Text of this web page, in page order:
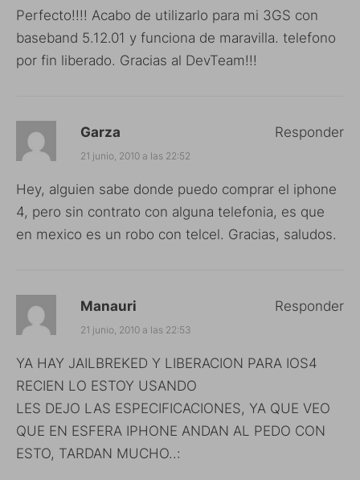
Perfecto!!!! Acabo de utilizarlo para mi 3GS con
baseband 5.12.01 y funciona de maravilla. telefono
por fin liberado. Gracias al DevTeam!!!
Garza
21 junio, 2010 a las 22:52
Hey, alguien sabe donde puedo comprar el iphone
4, pero sin contrato con alguna telefonia, es que
en mexico es un robo con telcel. Gracias, saludos.
Responder
Manauri
21 junio, 2010 a las 22:53
YA HAY JAILBREKED Y LIBERACION PARA IOS4
RECIEN LO ESTOY USANDO
LES DEJO LAS ESPECIFICACIONES, YA QUE VEO
QUE EN ESFERA IPHONE ANDAN AL PEDO CON
ESTO, TARDAN MUCHO..:
Responder